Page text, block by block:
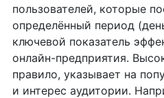
пользователей, которые
определённый период
ключевой показатель
онлайн-предприятия.
правило, указывает на
и интерес аудитории.